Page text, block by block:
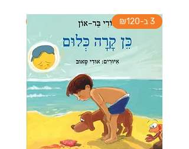
3 ב-₪120